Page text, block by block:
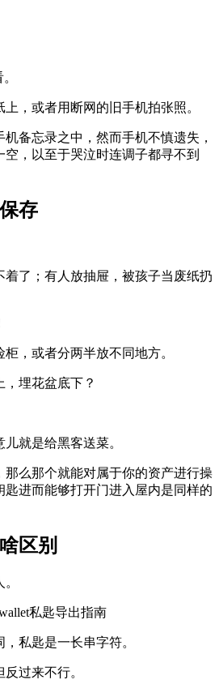
，或者用断网的旧手机拍张照。
备忘录之中，然而手机不慎遗失，
，以至于哭泣时连调子都寻不到
存
了；有人放抽屉，被孩子当废纸扔
，或者分两半放不同地方。
埋花盆底下？
就是给黑客送菜。
那么那个就能对属于你的资产进行操
进而能够打开门进入屋内是同样的
区别
私匙是一长串字符。
过来不行。